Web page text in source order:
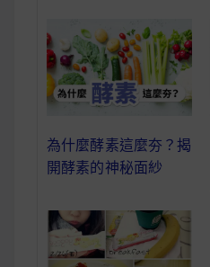
為什麼酵素這麼夯？揭
開酵素的神秘面紗